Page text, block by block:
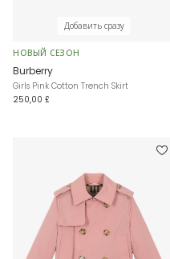
Добавить сразу
НОВЫЙ СЕЗОН
Burberry
Girls Pink Cotton Trench Skirt
250,00 £